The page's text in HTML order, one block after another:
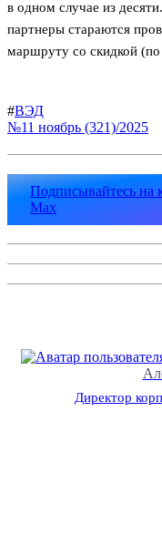
в одном случае из
партнеры стараются
маршруту со скидкой (по
#ВЭД
№11 ноябрь (321)/2025
Подписывайтесь на
Max
Директор